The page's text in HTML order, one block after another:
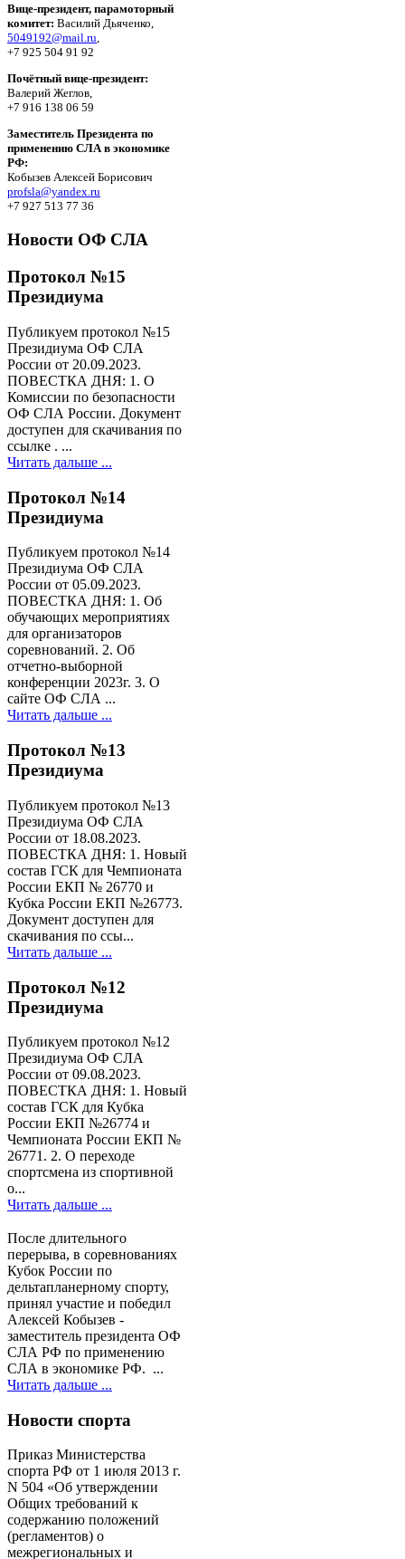
Вице-президент, парамоторный
комитет: Василий Дьяченко,
5049192@mail.ru
+7 925 504 91 92
Почётный вице-президент:
Валерий Жеглов,
+7 916 138 06 59
Заместитель Президента по
применению СЛА в экономике
РФ:
Кобызев Алексей Борисович
profsla@yandex.ru
+7 927 513 77 36
Новости ОФ СЛА
Протокол №15
Президиума
Публикуем протокол №15
Президиума ОФ СЛА
России от 20.09.2023.
ПОВЕСТКА ДНЯ: 1. О
Комиссии по безопасности
ОФ СЛА России. Документ
доступен для скачивания по
ссылке . ...
Читать дальше ...
Протокол №14
Президиума
Публикуем протокол №14
Президиума ОФ СЛА
России от 05.09.2023.
ПОВЕСТКА ДНЯ: 1. Об
обучающих мероприятиях
для организаторов
соревнований. 2. Об
отчетно-выборной
конференции 2023г. 3. О
сайте ОФ СЛА ...
Читать дальше ...
Протокол №13
Президиума
Публикуем протокол №13
Президиума ОФ СЛА
России от 18.08.2023.
ПОВЕСТКА ДНЯ: 1. Новый
состав ГСК для Чемпионата
России ЕКП № 26770 и
Кубка России ЕКП №26773.
Документ доступен для
скачивания по ссы...
Читать дальше ...
Протокол №12
Президиума
Публикуем протокол №12
Президиума ОФ СЛА
России от 09.08.2023.
ПОВЕСТКА ДНЯ: 1. Новый
состав ГСК для Кубка
России ЕКП №26774 и
Чемпионата России ЕКП №
26771. 2. О переходе
спортсмена из спортивной
о...
Читать дальше ...
После длительного
перерыва, в соревнованиях
Кубок России по
дельтапланерному спорту,
принял участие и победил
Алексей Кобызев -
заместитель президента ОФ
СЛА РФ по применению
СЛА в экономике РФ. ...
Читать дальше ...
Новости спорта
Приказ Министерства
спорта РФ от 1 июля 2013 г.
N 504 «Об утверждении
Общих требований к
содержанию положений
(регламентов) о
межрегиональных и